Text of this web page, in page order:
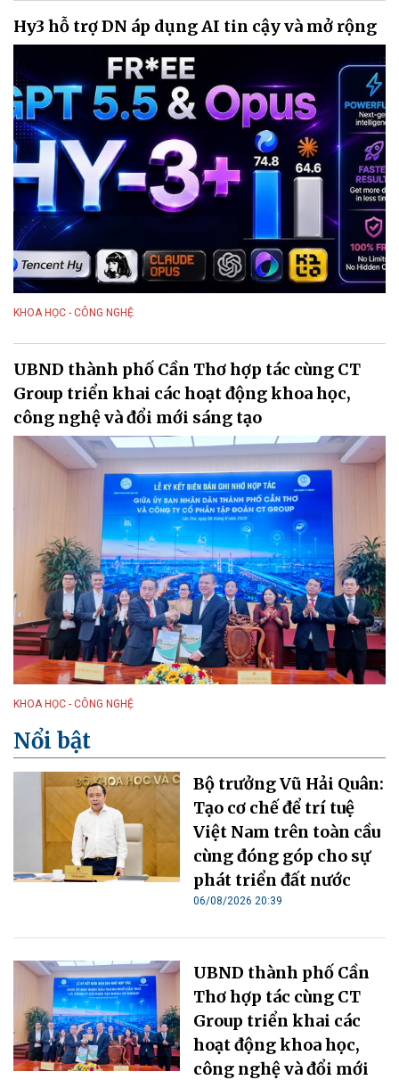
Hy3 hỗ trợ DN áp dụng AI tin cậy và mở rộng
KHOA HỌC - CÔNG NGHỆ
UBND thành phố Cần Thơ hợp tác cùng CT
Group triển khai các hoạt động khoa học,
công nghệ và đổi mới sáng tạo
KHOA HỌC - CÔNG NGHỆ
Nổi bật
Bộ trưởng Vũ Hải Quân:
Tạo cơ chế để trí tuệ
Việt Nam trên toàn cầu
cùng đóng góp cho sự
phát triển đất nước
06/08/2026 20:39
UBND thành phố Cần
Thơ hợp tác cùng CT
Group triển khai các
hoạt động khoa học,
công nghệ và đổi mới